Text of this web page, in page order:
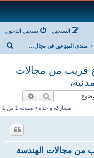
تسجيل الدخول التسجيل
منتدى المبدِعين في مجال المباني والإنشاءات
قريب من مجالات
بحث
مشاركة واحدة • صفحة 1 من 1
من مجالات الهندسة